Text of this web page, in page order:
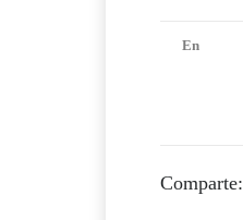
En
Comparte: